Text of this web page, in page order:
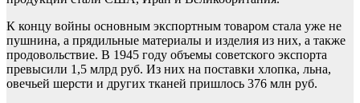
К концу войны основным экспортным товаром стала уже не
пушнина, а прядильные материалы и изделия из них, а также
продовольствие. В 1945 году объемы советского экспорта
превысили 1,5 млрд руб. Из них на поставки хлопка, льна,
овечьей шерсти и других тканей пришлось 376 млн руб.